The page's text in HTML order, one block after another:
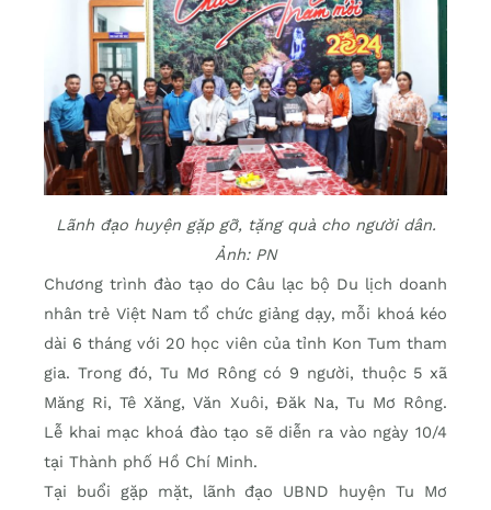
Lãnh đạo huyện gặp gỡ, tặng quà cho người dân.
Ảnh: PN
Chương trình đào tạo do Câu lạc bộ Du lịch doanh
nhân trẻ Việt Nam tổ chức giảng dạy, mỗi khoá kéo
dài 6 tháng với 20 học viên của tỉnh Kon Tum tham
gia. Trong đó, Tu Mơ Rông có 9 người, thuộc 5 xã
Măng Ri, Tê Xăng, Văn Xuôi, Đăk Na, Tu Mơ Rông.
Lễ khai mạc khoá đào tạo sẽ diễn ra vào ngày 10/4
tại Thành phố Hồ Chí Minh.
Tại buổi gặp mặt, lãnh đạo UBND huyện Tu Mơ